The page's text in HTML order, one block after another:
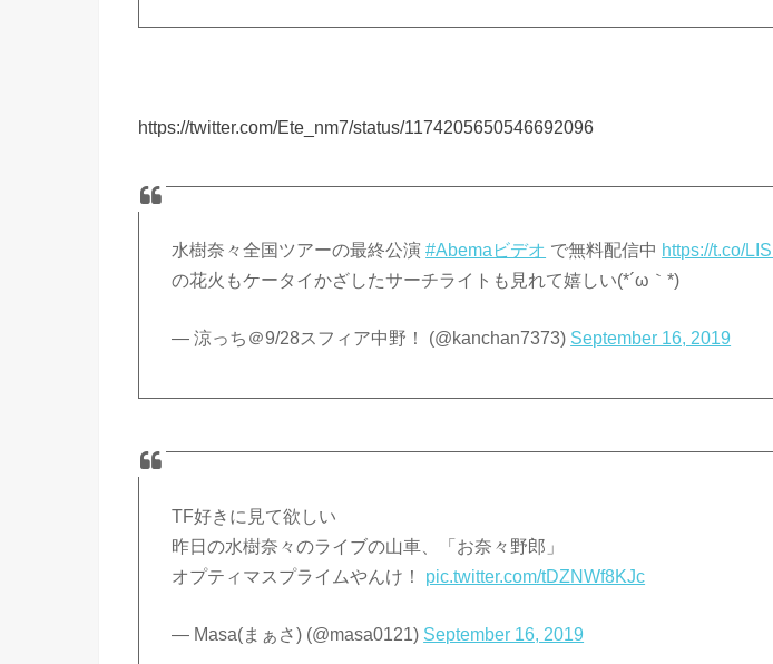
https://twitter.com/Ete_nm7/status/1174205650546692096
水樹奈々全国ツアーの最終公演#Abemaビデオ で無料配信中 https://t.co/
の花火もケータイかざしたサーチライトも見れて嬉しい(*´ω｀*)
— 涼っち＠9/28スフィア中野！ (@kanchan7373) September 16, 2019
TF好きに見て欲しい
昨日の水樹奈々のライブの山車、「お奈々野郎」
オプティマスプライムやんけ！ pic.twitter.com/tDZNWf8KJc
— Masa(まぁさ) (@masa0121) September 16, 2019